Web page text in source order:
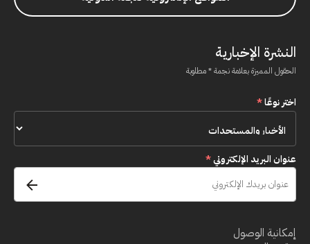
النشرة الإخبارية
الحقول المميزة بعلامة نجمة * مطلوبة
اختر نوعًا*
عنوان البريد الإلكتروني*
إمكانية الوصول